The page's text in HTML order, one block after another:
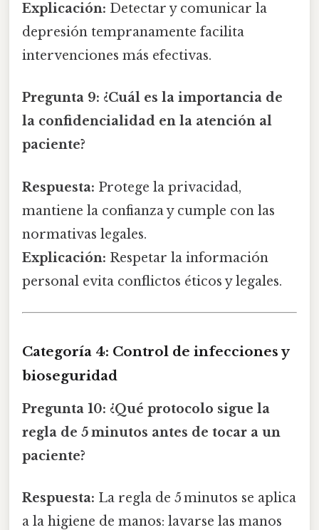
Explicación: Detectar y comunicar la
depresión tempranamente facilita
intervenciones más efectivas.
Pregunta 9: ¿Cuál es la importancia de
la confidencialidad en la atención al
paciente?
Respuesta: Protege la privacidad,
mantiene la confianza y cumple con las
normativas legales.
Explicación: Respetar la información
personal evita conflictos éticos y legales.
Categoría 4: Control de infecciones y
bioseguridad
Pregunta 10: ¿Qué protocolo sigue la
regla de 5 minutos antes de tocar a un
paciente?
Respuesta: La regla de 5 minutos se aplica
a la higiene de manos: lavarse las manos